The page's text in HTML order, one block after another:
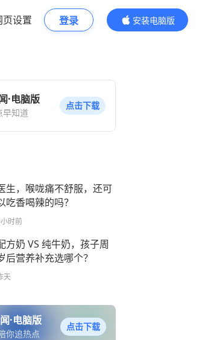
页设置 登录
安装电脑版
内容更精彩
·电脑版
早知道
点击下载
生，喉咙痛不舒服，还可
吃香喝辣的吗？
时前
方奶 VS 纯牛奶，孩子周
后营养补充选哪个？
天
·电脑版
你追热点
点击下载